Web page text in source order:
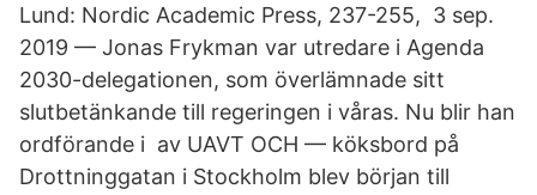
Lund: Nordic Academic Press, 237-255, 3 sep.
2019 — Jonas Frykman var utredare i Agenda
2030-delegationen, som överlämnade sitt
slutbetänkande till regeringen i våras. Nu blir han
ordförande i av UAVT OCH — köksbord på
Drottninggatan i Stockholm blev början till